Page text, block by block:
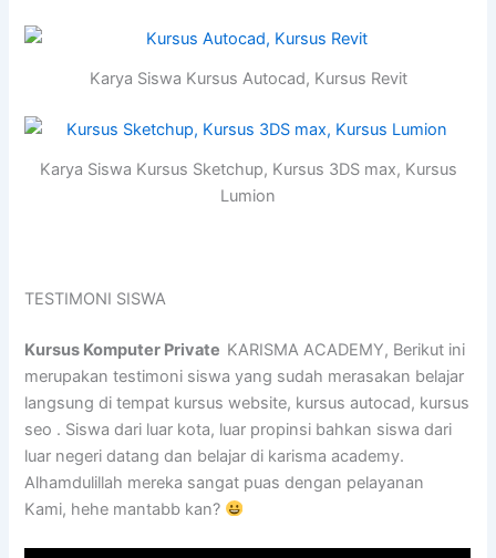
Karya Siswa Kursus Autocad, Kursus Revit
Karya Siswa Kursus Sketchup, Kursus 3DS max, Kursus
Lumion
TESTIMONI SISWA
Kursus Komputer Private KARISMA ACADEMY, Berikut ini
merupakan testimoni siswa yang sudah merasakan belajar
langsung di tempat kursus website, kursus autocad, kursus
seo . Siswa dari luar kota, luar propinsi bahkan siswa dari
luar negeri datang dan belajar di karisma academy.
Alhamdulillah mereka sangat puas dengan pelayanan
Kami, hehe mantabb kan?